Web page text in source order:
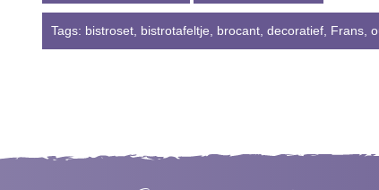
Tags: bistroset bistrotafeltje brocant ,decoratief Frans ,